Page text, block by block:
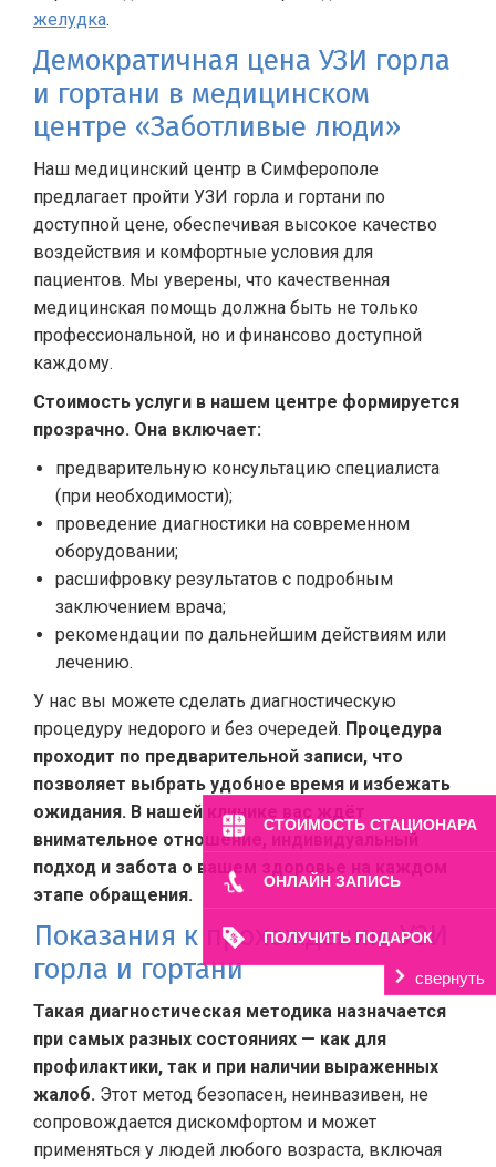
СТОИМОСТЬ СТАЦИОНАРА
ОНЛАЙН ЗАПИСЬ
ПОЛУЧИТЬ ПОДАРОК
свернуть
желудка.
Демократичная цена УЗИ горла
и гортани в медицинском
центре «Заботливые люди»
Наш медицинский центр в Симферополе
предлагает пройти УЗИ горла и гортани по
доступной цене, обеспечивая высокое качество
воздействия и комфортные условия для
пациентов. Мы уверены, что качественная
медицинская помощь должна быть не только
профессиональной, но и финансово доступной
каждому.
Стоимость услуги в нашем центре формируется
прозрачно. Она включает:
предварительную консультацию специалиста
(при необходимости);
проведение диагностики на современном
оборудовании;
расшифровку результатов с подробным
заключением врача;
рекомендации по дальнейшим действиям или
лечению.
У нас вы можете сделать диагностическую
процедуру недорого и без очередей. Процедура
проходит по предварительной записи, что
позволяет выбрать удобное время и избежать
ожидания. В нашей клинике вас ждёт
внимательное отношение, индивидуальный
подход и забота о вашем здоровье на каждом
этапе обращения.
Показания к прохождению УЗИ
горла и гортани
Такая диагностическая методика назначается
при самых разных состояниях — как для
профилактики, так и при наличии выраженных
жалоб. Этот метод безопасен, неинвазивен, не
сопровождается дискомфортом и может
применяться у людей любого возраста, включая